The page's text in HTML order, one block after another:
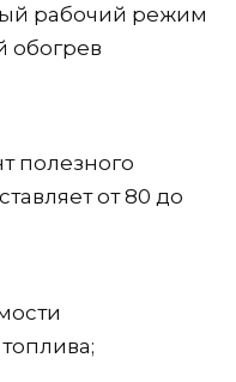
рабочий режим
обогрев
полезного
от 80 до